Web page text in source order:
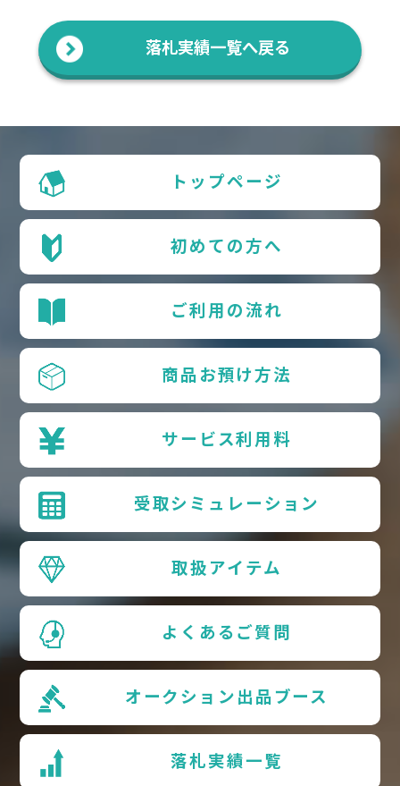
落札実績一覧へ戻る
トップページ
初めての方へ
ご利用の流れ
商品お預け方法
サービス利用料
受取シミュレーション
取扱アイテム
よくあるご質問
オークション出品ブース
落札実績一覧